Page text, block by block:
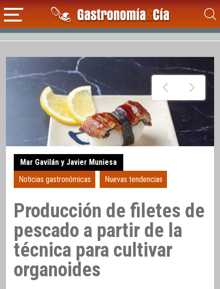
Mar Gavilán y Javier Muniesa
Noticias gastronómicas
Nuevas tendencias
Producción de filetes de
pescado a partir de la
técnica para cultivar
organoides